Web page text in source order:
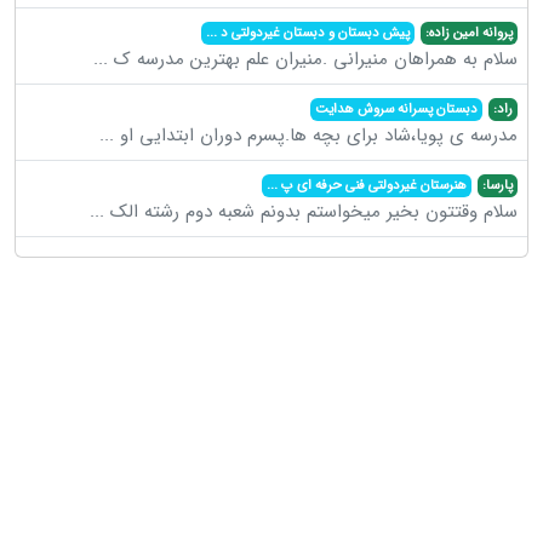
پروانه امین زاده: پیش دبستان و دبستان غیردولتی د...
سلام به همراهان منیرانی .منیران علم بهترین مدرسه ک ...
راد: دبستان پسرانه سروش هدایت
مدرسه ی پویا،شاد برای بچه ها.پسرم دوران ابتدایی او ...
پارسا: هنرستان غیردولتی فنی حرفه ای پ...
سلام وقتتون بخیر میخواستم بدونم شعبه دوم رشته الک ...